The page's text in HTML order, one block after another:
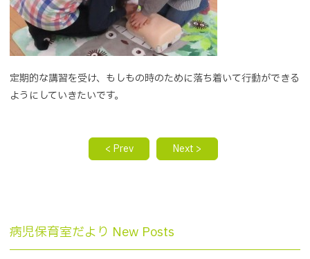
定期的な講習を受け、もしもの時のために落ち着いて行動ができる
ようにしていきたいです。
< Prev Next >
病児保育室だより New Posts